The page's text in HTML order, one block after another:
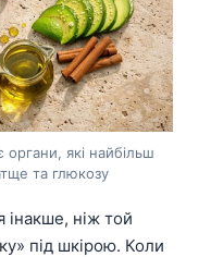
органи, які найбільш
та глюкозу
інакше, ніж той
під шкірою. Коли